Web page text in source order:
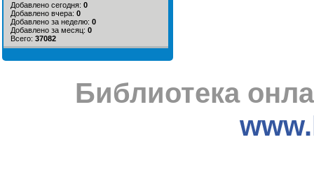
Добавлено сегодня: 0
Добавлено вчера: 0
Добавлено за неделю: 0
Добавлено за месяц: 0
Всего: 37082
Библиотека